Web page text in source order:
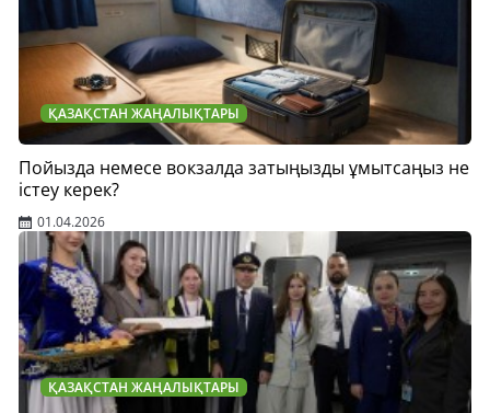
ҚАЗАҚСТАН ЖАҢАЛЫҚТАРЫ
Пойызда немесе вокзалда затыңызды ұмытсаңыз не
істеу керек?
01.04.2026
ҚАЗАҚСТАН ЖАҢАЛЫҚТАРЫ